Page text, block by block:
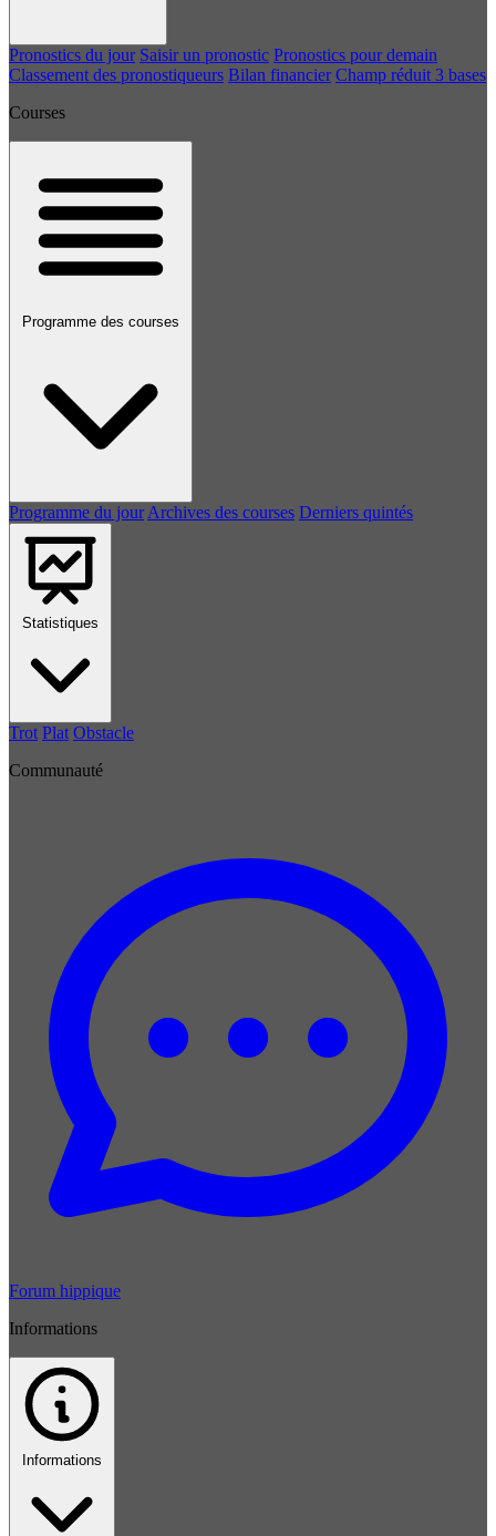
Pronostics du jour Saisir un pronostic Pronostics pour demain
Classement des pronostiqueurs Bilan financier Champ réduit 3 bases
Courses
Programme des courses
Programme du jour Archives des courses Derniers quintés
Statistiques
Trot Plat Obstacle
Communauté
Forum hippique
Informations
Informations